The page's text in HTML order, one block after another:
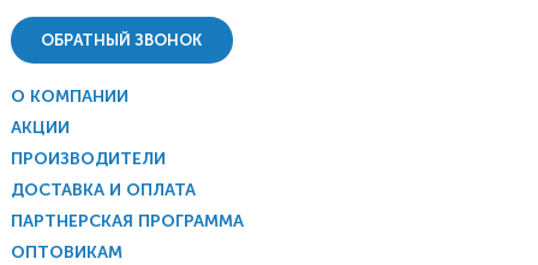
ОБРАТНЫЙ ЗВОНОК
О КОМПАНИИ
АКЦИИ
ПРОИЗВОДИТЕЛИ
ДОСТАВКА И ОПЛАТА
ПАРТНЕРСКАЯ ПРОГРАММА
ОПТОВИКАМ